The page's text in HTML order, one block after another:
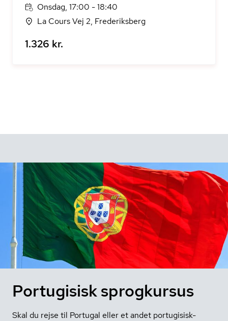
Onsdag, 17:00 - 18:40
La Cours Vej 2, Frederiksberg
1.326 kr.
Portugisisk sprogkursus
Skal du rejse til Portugal eller et andet portugisisk-